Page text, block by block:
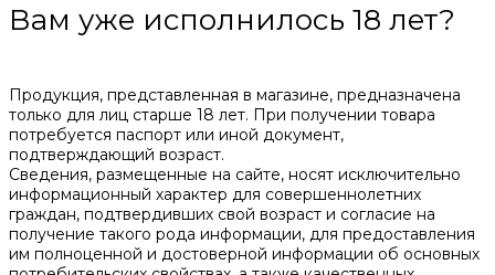
Вам уже исполнилось 18 лет?
Продукция, представленная в магазине, предназначена
только для лиц старше 18 лет. При получении товара
потребуется паспорт или иной документ,
подтверждающий возраст.
Сведения, размещенные на сайте, носят исключительно
информационный характер для совершеннолетних
граждан, подтвердивших свой возраст и согласие на
получение такого рода информации, для предоставления
им полноценной и достоверной информации об основных